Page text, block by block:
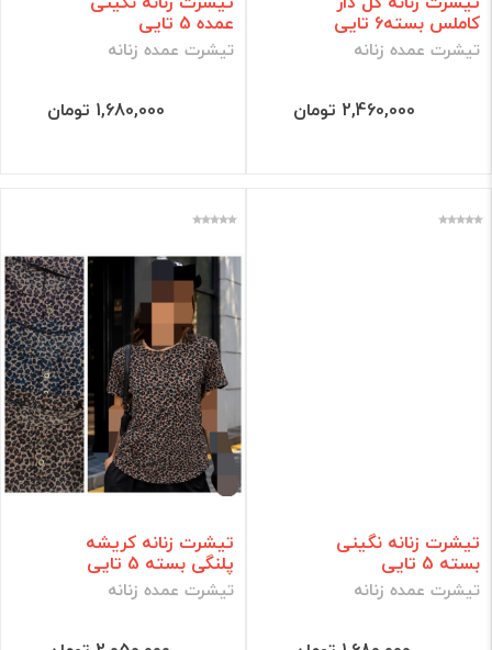
کاملس بسته6 تایی
تیشرت عمده زنانه
2,460,000 تومان
عمده 5 تایی
تیشرت عمده زنانه
1,680,000 تومان
تیشرت زنانه نگینی
بسته 5 تایی
تیشرت عمده زنانه
تیشرت زنانه کریشه
پلنگی بسته 5 تایی
تیشرت عمده زنانه